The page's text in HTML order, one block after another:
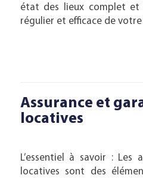
état des lieux complet et
régulier et efficace de
Assurance et
locatives
L’essentiel à savoir : Les
locatives sont des